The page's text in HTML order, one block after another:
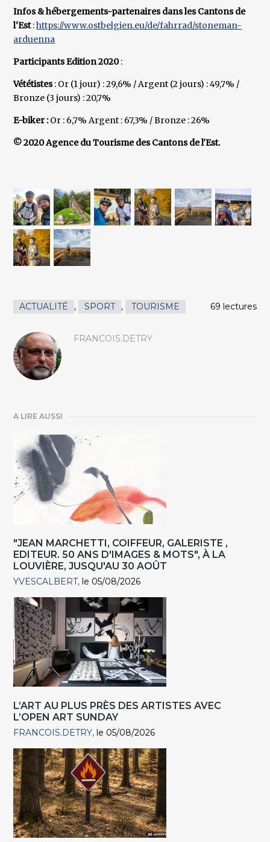
Infos & hébergements-partenaires dans les Cantons de
l‘Est:https://www.ostbelgien.eu/de/fahrrad/stoneman-
arduenna
Participants Edition 2020:
Vététistes: Or (1 jour) : 29,6% / Argent (2 jours) : 49,7% /
Bronze (3 jours) : 20,7%
E-biker :Or : 6,7% Argent : 67,3% / Bronze : 26%
© 2020 Agence du Tourisme des Cantons de l'Est.
ACTUALITÉ , SPORT , TOURISME 69 lectures
FRANCOIS.DETRY
A LIRE AUSSI
"JEAN MARCHETTI, COIFFEUR, GALERISTE ,
EDITEUR. 50 ANS D'IMAGES & MOTS", À LA
LOUVIÈRE, JUSQU'AU 30 AOÛT
YVESCALBERT le 05/08/2026
L’ART AU PLUS PRÈS DES ARTISTES AVEC
L’OPEN ART SUNDAY
FRANCOIS.DETRY le 05/08/2026